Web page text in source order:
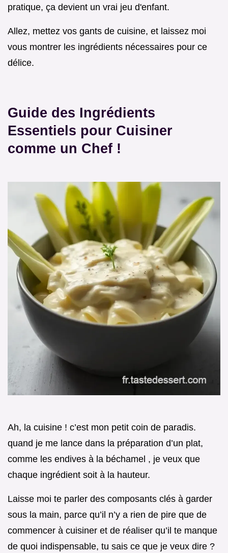
pratique, ça devient un vrai jeu d'enfant.
Allez, mettez vos gants de cuisine, et laissez moi
vous montrer les ingrédients nécessaires pour ce
délice.
Guide des Ingrédients
Essentiels pour Cuisiner
comme un Chef !
Ah, la cuisine ! c’est mon petit coin de paradis.
quand je me lance dans la préparation d’un plat,
comme les endives à la béchamel , je veux que
chaque ingrédient soit à la hauteur.
Laisse moi te parler des composants clés à garder
sous la main, parce qu’il n’y a rien de pire que de
commencer à cuisiner et de réaliser qu’il te manque
de quoi indispensable, tu sais ce que je veux dire ?